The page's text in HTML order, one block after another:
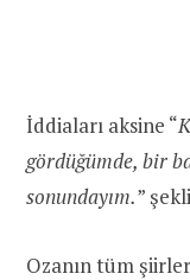
İddiaları aksine “
gördüğümde, bir
sonundayım.”
Ozanın tüm